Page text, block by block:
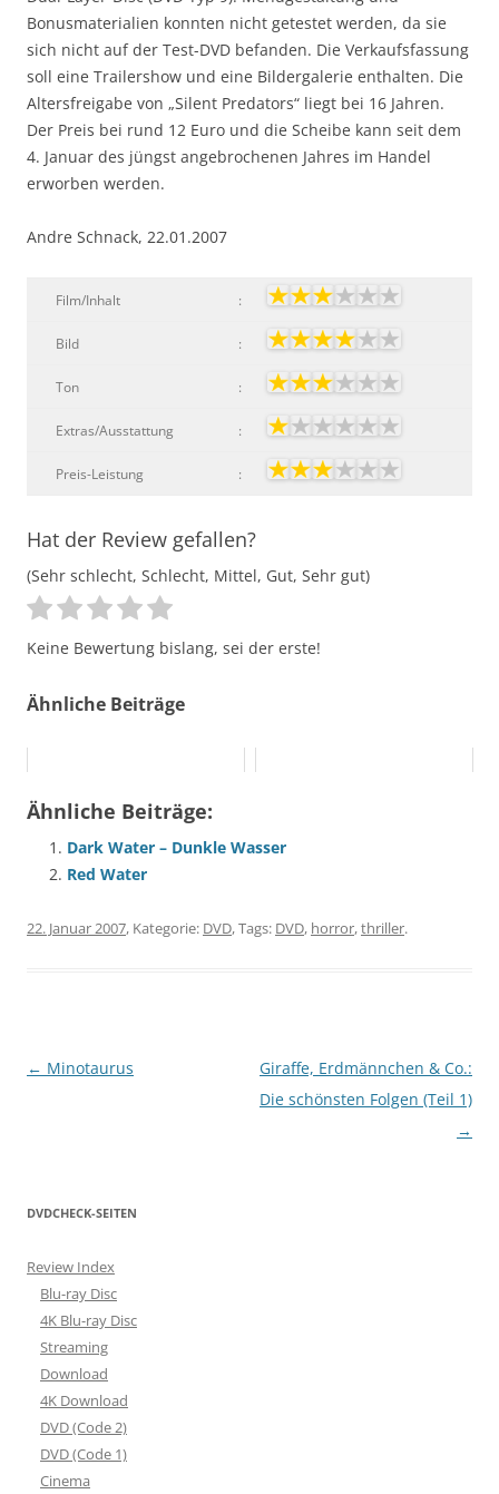
Bonusmaterialien konnten nicht getestet werden, da sie
sich nicht auf der Test-DVD befanden. Die Verkaufsfassung
soll eine Trailershow und eine Bildergalerie enthalten. Die
Altersfreigabe von „Silent Predators“ liegt bei 16 Jahren.
Der Preis bei rund 12 Euro und die Scheibe kann seit dem
4. Januar des jüngst angebrochenen Jahres im Handel
erworben werden.
Andre Schnack, 22.01.2007
Film/Inhalt :
Bild :
Ton :
Extras/Ausstattung :
Preis-Leistung :
Hat der Review gefallen?
(Sehr schlecht, Schlecht, Mittel, Gut, Sehr gut)
Keine Bewertung bislang, sei der erste!
Ähnliche Beiträge
Ähnliche Beiträge:
Dark Water – Dunkle Wasser
Red Water
22. Januar 2007, Kategorie: DVD, Tags: DVD, horror,thriller.
Beitragsnavigation
← Minotaurus
Giraffe, Erdmännchen & Co.:
Die schönsten Folgen (Teil 1)
→
DVDCHECK-SEITEN
Review Index
Blu-ray Disc
4K Blu-ray Disc
Streaming
Download
4K Download
DVD (Code 2)
DVD (Code 1)
Cinema